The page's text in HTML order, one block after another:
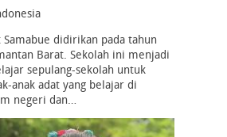
Samabue didirikan pada tahun
Barat. Sekolah ini menjadi
sepulang-sekolah untuk
anak adat yang belajar di
negeri dan…